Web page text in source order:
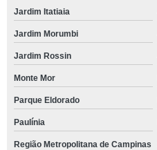
Jardim Itatiaia
Jardim Morumbi
Jardim Rossin
Monte Mor
Parque Eldorado
Paulínia
Região Metropolitana de Campinas